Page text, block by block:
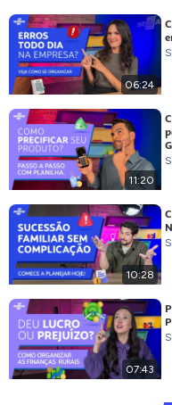
06:24
11:20
10:28
07:43